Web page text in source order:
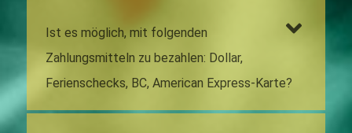
Ist es möglich, mit folgenden
Zahlungsmitteln zu bezahlen: Dollar,
Ferienschecks, BC, American Express-Karte?